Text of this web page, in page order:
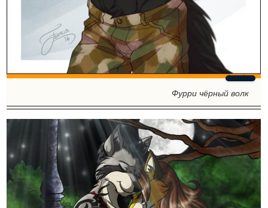
Фурри чёрный волк